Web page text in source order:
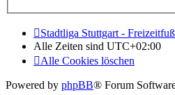
Stadtliga Stuttgart -
Alle Zeiten sind UTC+02:00
Alle Cookies löschen
Powered by phpBB® Forum